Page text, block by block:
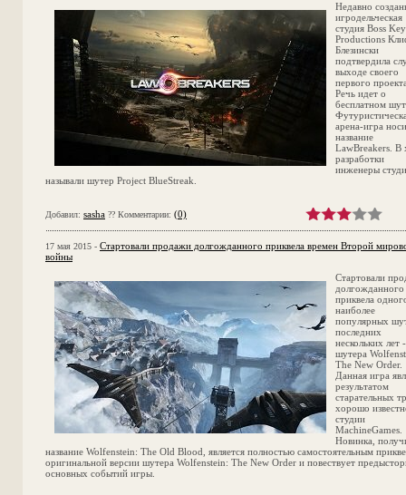
Недавно
игродельческая
студия Boss Key
Productions
Блезински
подтвердила
выходе своего
первого
Речь идет о
бесплатном
арена-игра
название
LawBreakers. В
разработки
инженеры
называли шутер Project BlueStreak.
Добавил: sasha ?? Комментарии: (0)
17 мая 2015 - Стартовали продажи долгожданного приквела времен Второй
войны
Стартовали
долгожданного
приквела
наиболее
популярных
последних
нескольких лет -
шутера
The New Order.
Данная игра
результатом
старательных
хорошо
студии
MachineGames.
Новинка,
название Wolfenstein: The Old Blood, является полностью самостоятельным
оригинальной версии шутера Wolfenstein: The New Order и повествует
основных событий игры.